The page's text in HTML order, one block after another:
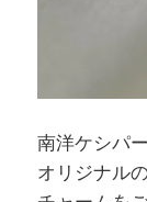
南洋ケシパ
オリジナル